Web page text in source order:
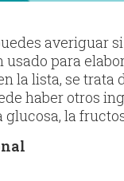
averiguar
para
la lista, se
haber otros
la